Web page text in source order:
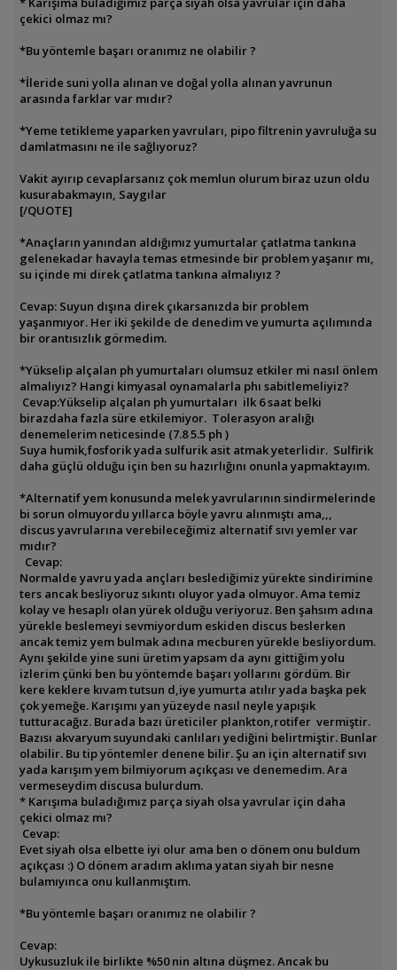
çekici olmaz mı?
*Bu yöntemle başarı oranımız ne olabilir ?
*İleride suni yolla alınan ve doğal yolla alınan yavrunun
arasında farklar var mıdır?
*Yeme tetikleme yaparken yavruları, pipo filtrenin yavruluğa su
damlatmasını ne ile sağlıyoruz?
Vakit ayırıp cevaplarsanız çok memlun olurum biraz uzun oldu
kusurabakmayın, Saygılar
[/QUOTE]
*Anaçların yanından aldığımız yumurtalar çatlatma tankına
gelenekadar havayla temas etmesinde bir problem yaşanır mı,
su içinde mi direk çatlatma tankına almalıyız ?
Cevap: Suyun dışına direk çıkarsanızda bir problem
yaşanmıyor. Her iki şekilde de denedim ve yumurta açılımında
bir orantısızlık görmedim.
*Yükselip alçalan ph yumurtaları olumsuz etkiler mi nasıl önlem
almalıyız? Hangi kimyasal oynamalarla phı sabitlemeliyiz?
Cevap:Yükselip alçalan ph yumurtaları ilk 6 saat belki
birazdaha fazla süre etkilemiyor. Tolerasyon aralığı
denemelerim neticesinde (7.8 5.5 ph )
Suya humik,fosforik yada sulfurik asit atmak yeterlidir. Sulfirik
daha güçlü olduğu için ben su hazırlığını onunla yapmaktayım.
*Alternatif yem konusunda melek yavrularının sindirmelerinde
bi sorun olmuyordu yıllarca böyle yavru alınmıştı ama,,,
discus yavrularına verebileceğimiz alternatif sıvı yemler var
mıdır?
Cevap:
Normalde yavru yada ançları beslediğimiz yürekte sindirimine
ters ancak besliyoruz sıkıntı oluyor yada olmuyor. Ama temiz
kolay ve hesaplı olan yürek olduğu veriyoruz. Ben şahsım adına
yürekle beslemeyi sevmiyordum eskiden discus beslerken
ancak temiz yem bulmak adına mecburen yürekle besliyordum.
Aynı şekilde yine suni üretim yapsam da aynı gittiğim yolu
izlerim çünki ben bu yöntemde başarı yollarını gördüm. Bir
kere keklere kıvam tutsun d,iye yumurta atılır yada başka pek
çok yemeğe. Karışımı yan yüzeyde nasıl neyle yapışık
tutturacağız. Burada bazı üreticiler plankton,rotifer vermiştir.
Bazısı akvaryum suyundaki canlıları yediğini belirtmiştir. Bunlar
olabilir. Bu tip yöntemler denene bilir. Şu an için alternatif sıvı
yada karışım yem bilmiyorum açıkçası ve denemedim. Ara
vermeseydim discusa bulurdum.
* Karışıma buladığımız parça siyah olsa yavrular için daha
çekici olmaz mı?
Cevap:
Evet siyah olsa elbette iyi olur ama ben o dönem onu buldum
açıkçası :) O dönem aradım aklıma yatan siyah bir nesne
bulamıyınca onu kullanmıştım.
*Bu yöntemle başarı oranımız ne olabilir ?
Cevap:
Uykusuzluk ile birlikte %50 nin altına düşmez. Ancak bu